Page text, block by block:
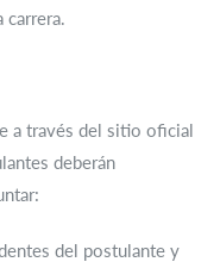
carrera.
a través del sitio oficial
deberán
del postulante y